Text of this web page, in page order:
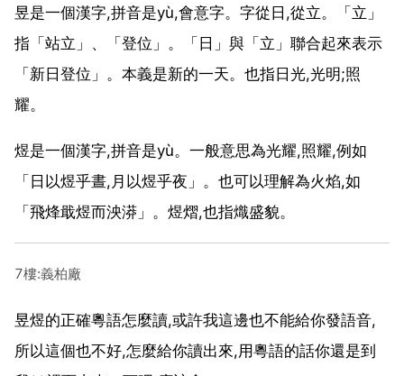
昱是一個漢字,拼音是yù,會意字。字從日,從立。「立」
指「站立」、「登位」。「日」與「立」聯合起來表示
「新日登位」。本義是新的一天。也指日光,光明;照
耀。
煜是一個漢字,拼音是yù。一般意思為光耀,照耀,例如
「日以煜乎晝,月以煜乎夜」。也可以理解為火焰,如
「飛烽戢煜而泱漭」。煜熠,也指熾盛貌。
7樓:義柏廠
昱煜的正確粵語怎麼讀,或許我這邊也不能給你發語音,
所以這個也不好,怎麼給你讀出來,用粵語的話你還是到